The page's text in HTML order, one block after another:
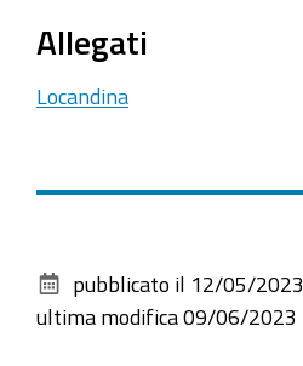
Allegati
Locandina
documento
pubblicato il 12/05/2023
ultima modifica 09/06/2023